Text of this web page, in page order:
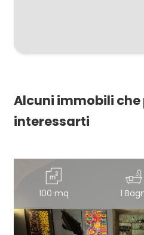
Alcuni immobili
interessarti
100 mq 1